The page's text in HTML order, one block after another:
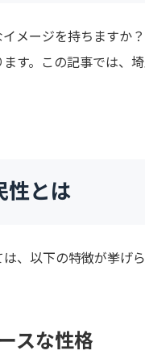
メージを持ちますか
す。この記事では、
性とは
、以下の特徴が挙げ
スな性格